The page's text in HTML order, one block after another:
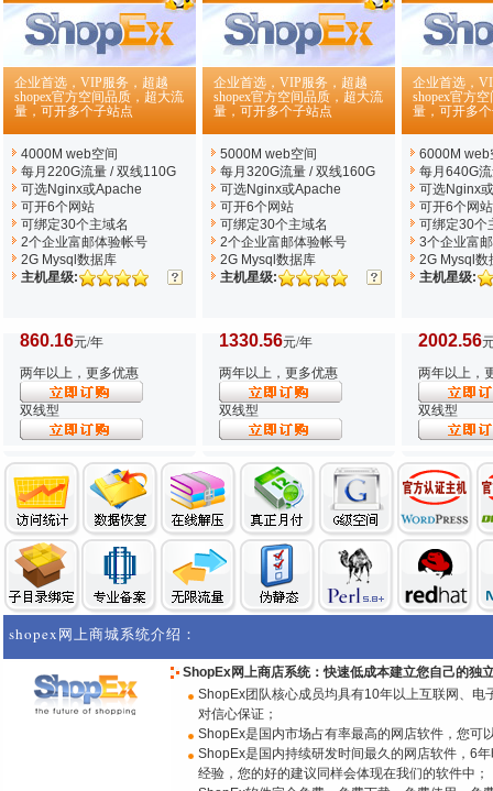
企业首选，VIP服务，超越
shopex官方空间品质，超大流
量，可开多个子站点
4000M web空间
每月220G流量 / 双线110G
可选Nginx或Apache
可开6个网站
可绑定30个主域名
2个企业富邮体验帐号
2G Mysql数据库
主机星级:
企业首选，VIP服务，超越
shopex官方空间品质，超大流
量，可开多个子站点
5000M web空间
每月320G流量 / 双线160G
可选Nginx或Apache
可开6个网站
可绑定30个主域名
2个企业富邮体验帐号
2G Mysql数据库
主机星级:
企业首选，
shopex官方
量，可开多
6000M web
每月640G
可选Nginx
可开6个网站
可绑定30个
3个企业富
2G Mysql数
主机星级:
860.16元/年
两年以上，更多优惠
双线型
1330.56元/年
两年以上，更多优惠
双线型
2002.56
两年以上，
双线型
shopex网上商城系统介绍：
ShopEx网上商店系统：快速低成本建立您自己的独
ShopEx团队核心成员均具有10年以上互联网、
对信心保证；
ShopEx是国内市场占有率最高的网店软件，您可
ShopEx是国内持续研发时间最久的网店软件，6
经验，您的好的建议同样会体现在我们的软件中；